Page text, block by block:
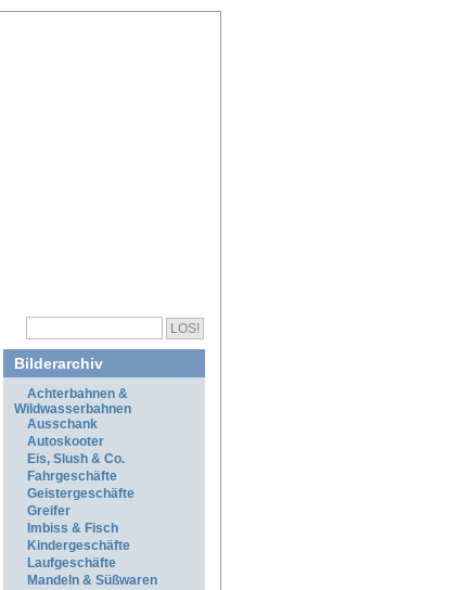
Bilderarchiv
Achterbahnen &
Wildwasserbahnen
Ausschank
Autoskooter
Eis, Slush & Co.
Fahrgeschäfte
Geistergeschäfte
Greifer
Imbiss & Fisch
Kindergeschäfte
Laufgeschäfte
Mandeln & Süßwaren